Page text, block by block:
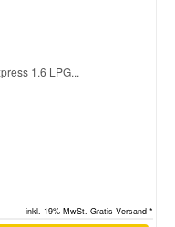
1.6 LPG...
inkl. 19% MwSt. Gratis Versand *